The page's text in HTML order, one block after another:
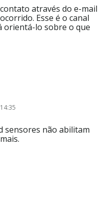
através do e-mail
Esse é o canal
orientá-lo sobre o que
sensores não abilitam